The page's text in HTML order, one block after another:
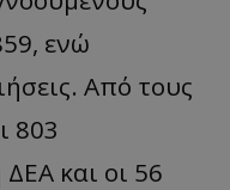
ενώ
Από τους
803
και οι 56